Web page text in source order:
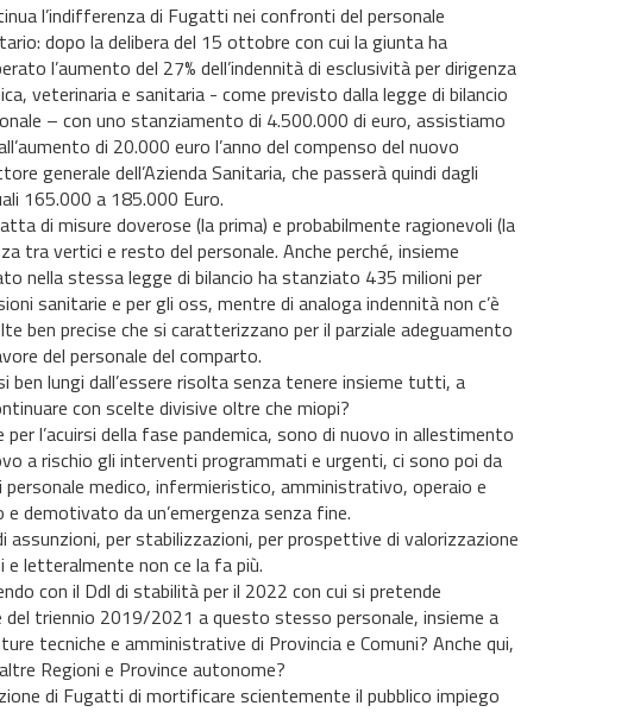
l’indifferenza di Fugatti nei confronti del personale
dopo la delibera del 15 ottobre con cui la giunta ha
l’aumento del 27% dell’indennità di esclusività per dirigenza
veterinaria e sanitaria - come previsto dalla legge di bilancio
– con uno stanziamento di 4.500.000 di euro, assistiamo
di 20.000 euro l’anno del compenso del nuovo
generale dell’Azienda Sanitaria, che passerà quindi dagli
165.000 a 185.000 Euro.
di misure doverose (la prima) e probabilmente ragionevoli (la
tra vertici e resto del personale. Anche perché, insieme
nella stessa legge di bilancio ha stanziato 435 milioni per
sanitarie e per gli oss, mentre di analoga indennità non c’è
ben precise che si caratterizzano per il parziale adeguamento
del personale del comparto.
ben lungi dall’essere risolta senza tenere insieme tutti, a
con scelte divisive oltre che miopi?
l’acuirsi della fase pandemica, sono di nuovo in allestimento
a rischio gli interventi programmati e urgenti, ci sono poi da
medico, infermieristico, amministrativo, operaio e
demotivato da un’emergenza senza fine.
per stabilizzazioni, per prospettive di valorizzazione
letteralmente non ce la fa più.
con il Ddl di stabilità per il 2022 con cui si pretende
triennio 2019/2021 a questo stesso personale, insieme a
tecniche e amministrative di Provincia e Comuni? Anche qui,
Regioni e Province autonome?
di Fugatti di mortificare scientemente il pubblico impiego